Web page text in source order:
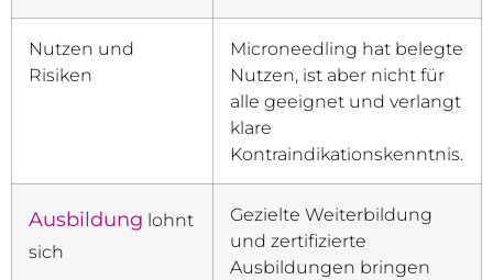
Nutzen und
Risiken
Microneedling hat belegte
Nutzen, ist aber nicht für
alle geeignet und verlangt
klare
Kontraindikationskenntnis.
Ausbildung lohnt
sich
Gezielte Weiterbildung
und zertifizierte
Ausbildungen bringen